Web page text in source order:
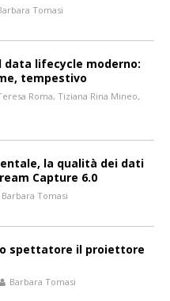
Tomasi
data lifecycle moderno:
tempestivo
Roma, Tiziana Rina Mineo,
la qualità dei dati
Capture 6.0
Barbara Tomasi
spettatore il proiettore
Barbara Tomasi